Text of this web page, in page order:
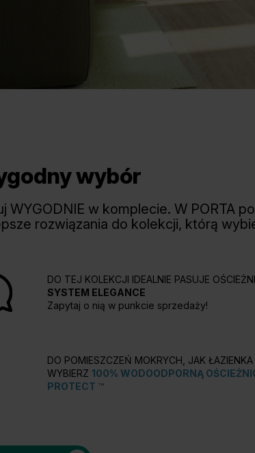
wybór
WYGODNIE w komplecie. W PORTA
rozwiązania do kolekcji, którą
DO TEJ KOLEKCJI IDEALNIE PASUJE
SYSTEM ELEGANCE
Zapytaj o nią w punkcie sprzedaży!
DO POMIESZCZEŃ MOKRYCH, JAK ŁAZIENKA
WYBIERZ 100% WODOODPORNĄ
PROTECT ™